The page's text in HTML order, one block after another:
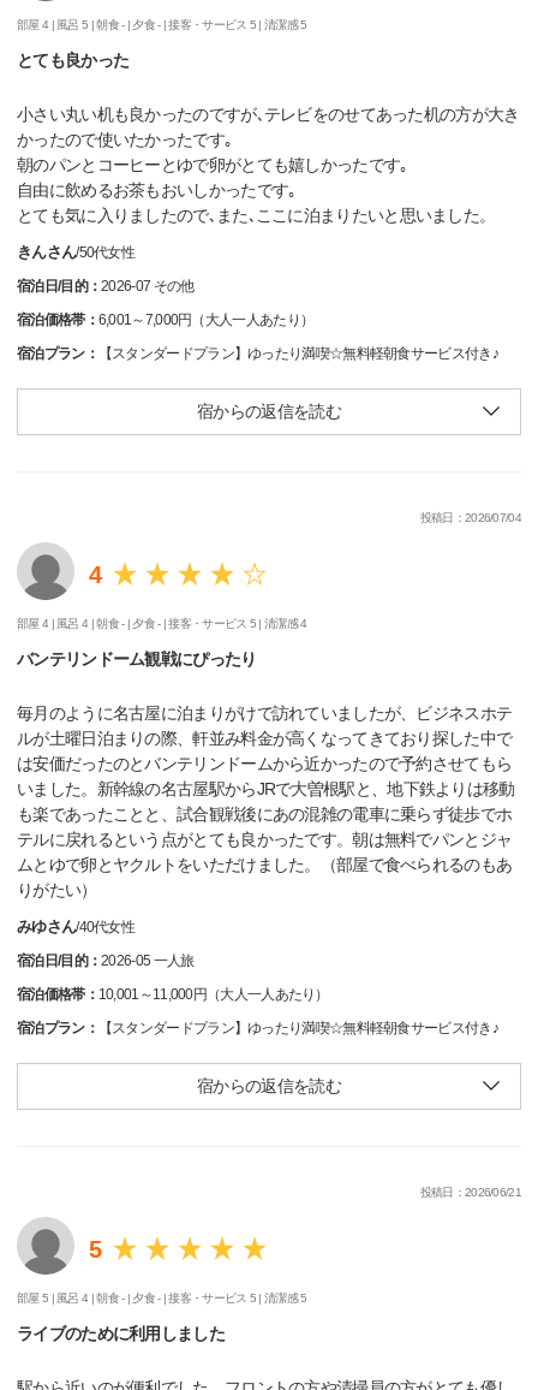
部屋 4 | 風呂 5 |朝食 - | 夕食 - |接客・サービス 5 |清潔感 5
とても良かった
小さい丸い机も良かったのですが､テレビをのせてあった机の方が大き
かったので使いたかったです｡
朝のパンとコーヒーとゆで卵がとても嬉しかったです｡
自由に飲めるお茶もおいしかったです｡
とても気に入りましたので､また､ここに泊まりたいと思いました。
きんさん/50代女性
宿泊日/目的：2026-07 その他
宿泊価格帯： 6,001～7,000円（大人一人あたり）
宿泊プラン：
【スタンダードプラン】ゆったり満喫☆無料軽朝食サービス付き♪
宿からの返信を読む
投稿日：2026/07/04
4
部屋 4 | 風呂 4 |朝食 - | 夕食 - |接客・サービス 5 |清潔感 4
バンテリンドーム観戦にぴったり
毎月のように名古屋に泊まりがけで訪れていましたが、ビジネスホテ
ルが土曜日泊まりの際、軒並み料金が高くなってきており探した中で
は安価だったのとバンテリンドームから近かったので予約させてもら
いました。新幹線の名古屋駅からJRで大曽根駅と、地下鉄よりは移動
も楽であったことと、試合観戦後にあの混雑の電車に乗らず徒歩でホ
テルに戻れるという点がとても良かったです。朝は無料でパンとジャ
ムとゆで卵とヤクルトをいただけました。（部屋で食べられるのもあ
りがたい）
みゆさん/40代女性
宿泊日/目的：2026-05 一人旅
宿泊価格帯： 10,001～11,000円（大人一人あたり）
宿泊プラン：
【スタンダードプラン】ゆったり満喫☆無料軽朝食サービス付き♪
宿からの返信を読む
投稿日：2026/06/21
5
部屋 5 | 風呂 4 |朝食 - | 夕食 - |接客・サービス 5 |清潔感 5
ライブのために利用しました